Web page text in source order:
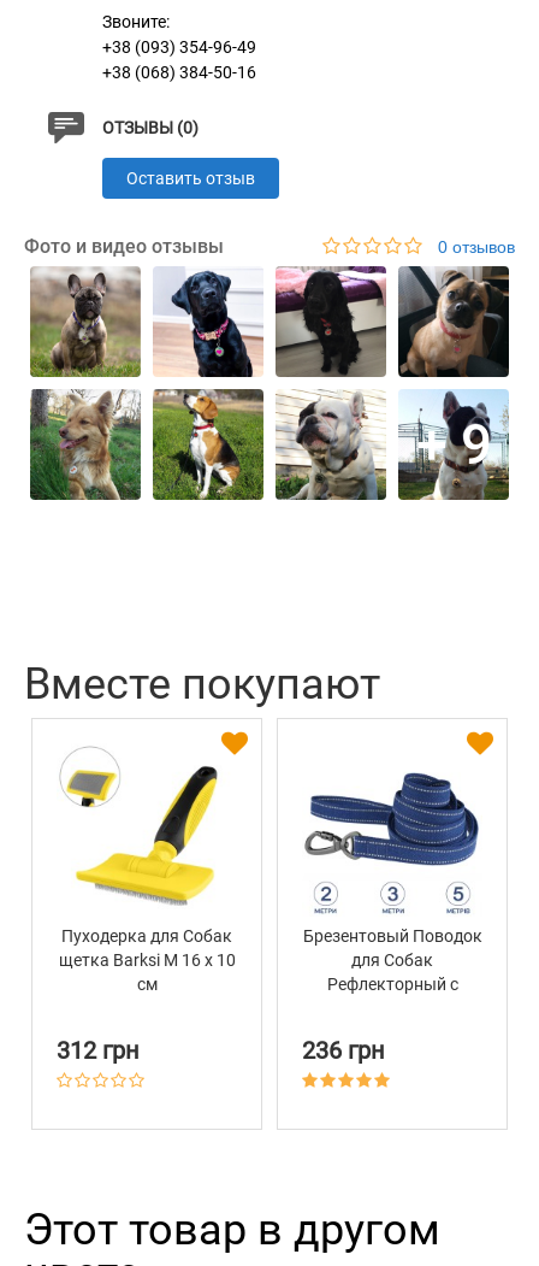
Звоните:
+38 (093) 354-96-49
+38 (068) 384-50-16
ОТЗЫВЫ (0)
Оставить отзыв
Фото и видео отзывы 0 отзывов
+ 9
представленного на стенде.
Характеристики
Латунь с Никелевым Покрытием и
Вместе покупают
Пуходерка для Собак
щетка Barksi M 16 х 10
см
312 грн
Брезентовый Поводок
для Собак
Рефлекторный с
Barksi Синий
236 грн
Этот товар в другом